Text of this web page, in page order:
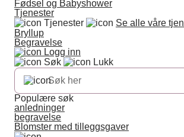
Fødsel og Babyshower
Tjenester
Tjenester
Se alle våre
Bryllup
Begravelse
Logg inn
Søk
Lukk
Populære søk
anledninger
begravelse
Blomster med tilleggsgaver